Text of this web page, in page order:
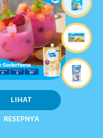
LIHAT
RESEPNYA